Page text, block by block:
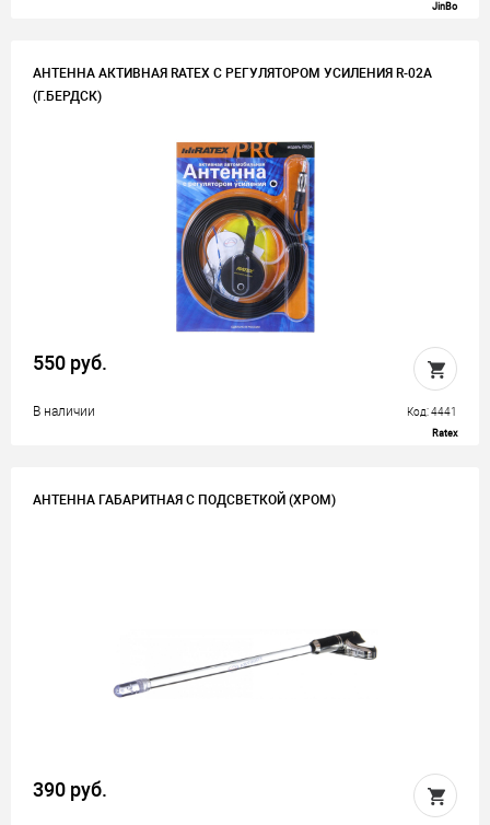
JinBo
АНТЕННА АКТИВНАЯ RATEX С РЕГУЛЯТОРОМ УСИЛЕНИЯ R-02A
(Г.БЕРДСК)
550 руб.
В наличии Код: 4441
Ratex
АНТЕННА ГАБАРИТНАЯ С ПОДСВЕТКОЙ (ХРОМ)
390 руб.